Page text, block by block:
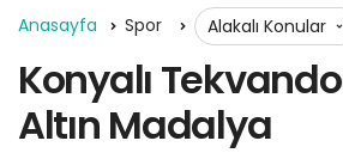
Anasayfa Spor Alakalı Konular
Konyalı
Altın Madalya